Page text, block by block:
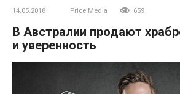
14.05.2018 Price Media 659
В Австралии продают
и уверенность